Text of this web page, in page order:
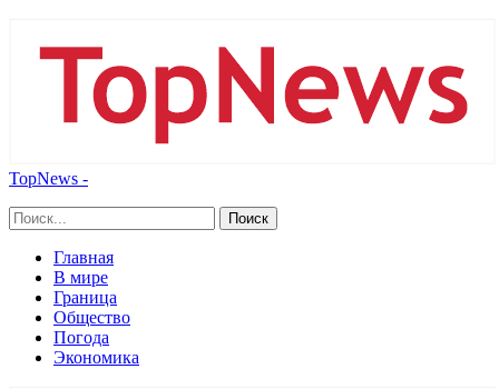
TopNews -
Главная
В мире
Граница
Общество
Погода
Экономика